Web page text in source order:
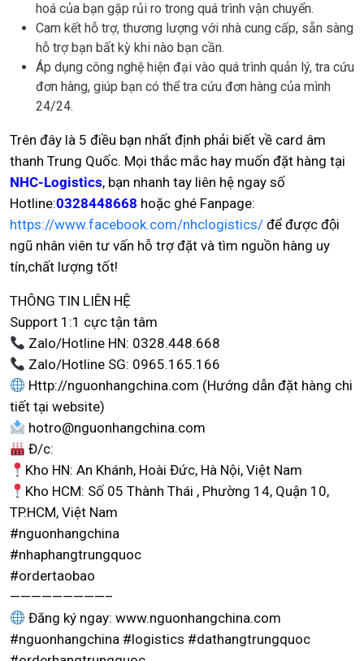
hoá của bạn gặp rủi ro trong quá trình vận chuyển.
Cam kết hỗ trợ, thương lượng với nhà cung cấp, sẵn sàng
hỗ trợ bạn bất kỳ khi nào bạn cần.
Áp dụng công nghệ hiện đại vào quá trình quản lý, tra cứu
đơn hàng, giúp bạn có thể tra cứu đơn hàng của mình
24/24.
Trên đây là 5 điều bạn nhất định phải biết về card âm
thanh Trung Quốc. Mọi thắc mắc hay muốn đặt hàng tại
NHC-Logistics, bạn nhanh tay liên hệ ngay số
Hotline:0328448668 hoặc ghé Fanpage:
https://www.facebook.com/nhclogistics/ để được đội
ngũ nhân viên tư vấn hỗ trợ đặt và tìm nguồn hàng uy
tín,chất lượng tốt!
THÔNG TIN LIÊN HỆ
Support 1:1 cực tận tâm
Zalo/Hotline HN: 0328.448.668
Zalo/Hotline SG: 0965.165.166
Http://nguonhangchina.com (Hướng dẫn đặt hàng chi
tiết tại website)
hotro@nguonhangchina.com
Đ/c:
Kho HN: An Khánh, Hoài Đức, Hà Nội, Việt Nam
Kho HCM: Số 05 Thành Thái , Phường 14, Quận 10,
TP.HCM, Việt Nam
#nguonhangchina
#nhaphangtrungquoc
#ordertaobao
—————————–
Đăng ký ngay: www.nguonhangchina.com
#nguonhangchina #logistics #dathangtrungquoc